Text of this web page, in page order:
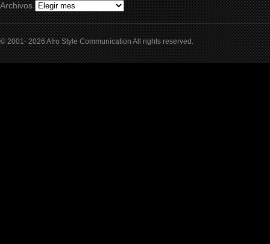
Archivos
© 2001- 2026 Afro Style Communication All rights reserved.